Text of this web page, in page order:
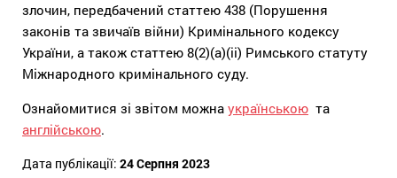
злочин, передбачений статтею 438 (Порушення
законів та звичаїв війни) Кримінального кодексу
України, а також статтею 8(2)(а)(іі) Римського статуту
Міжнародного кримінального суду.
Ознайомитися зі звітом можна українською та
англійською.
Дата публікації: 24 Серпня 2023